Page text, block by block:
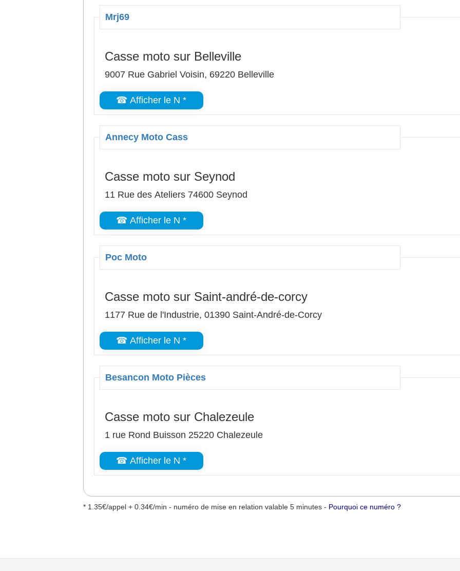
Mrj69
Casse moto sur Belleville
9007 Rue Gabriel Voisin, 69220 Belleville
☎ Afficher le N *
Annecy Moto Cass
Casse moto sur Seynod
11 Rue des Ateliers 74600 Seynod
☎ Afficher le N *
Poc Moto
Casse moto sur Saint-andré-de-corcy
1177 Rue de l'Industrie, 01390 Saint-André-de-Corcy
☎ Afficher le N *
Besancon Moto Pièces
Casse moto sur Chalezeule
1 rue Rond Buisson 25220 Chalezeule
☎ Afficher le N *
* 1.35€/appel + 0.34€/min - numéro de mise en relation valable 5 minutes - Pourquoi ce numéro ?